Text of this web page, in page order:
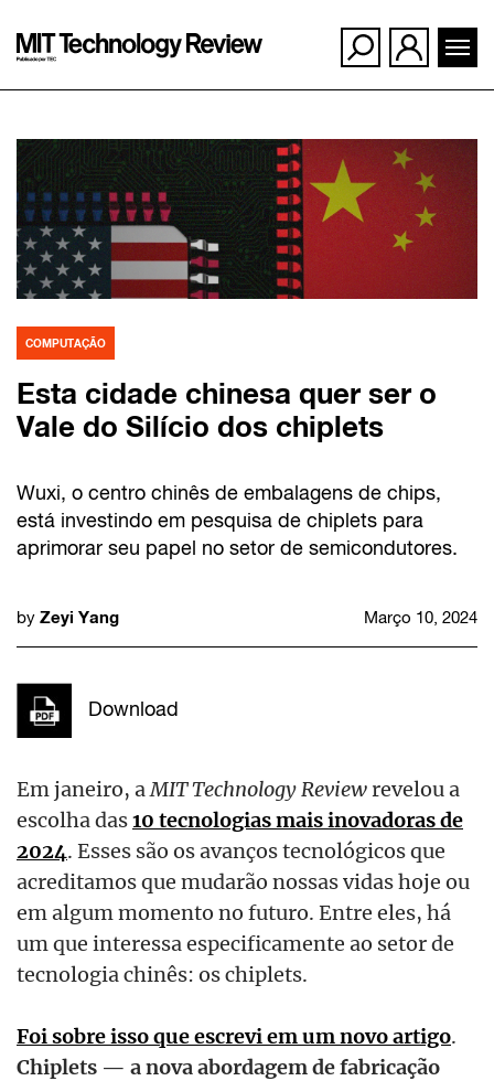
para
conteúdo
COMPUTAÇÃO
Esta cidade chinesa quer ser o
Vale do Silício dos chiplets
Wuxi, o centro chinês de embalagens de chips,
está investindo em pesquisa de chiplets para
aprimorar seu papel no setor de semicondutores.
by Zeyi Yang Março 10, 2024
Download
Em janeiro, aMIT Technology Reviewrevelou a
escolha das10 tecnologias mais inovadoras de
2024. Esses são os avanços tecnológicos que
acreditamos que mudarão nossas vidas hoje ou
em algum momento no futuro. Entre eles, há
um que interessa especificamente ao setor de
tecnologia chinês: os chiplets.
Foi sobre isso que escrevi em um novo artigo.
Chiplets — a nova abordagem de fabricação